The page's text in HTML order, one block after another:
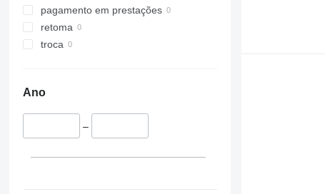
pagamento em prestações
retoma
troca
Ano
–